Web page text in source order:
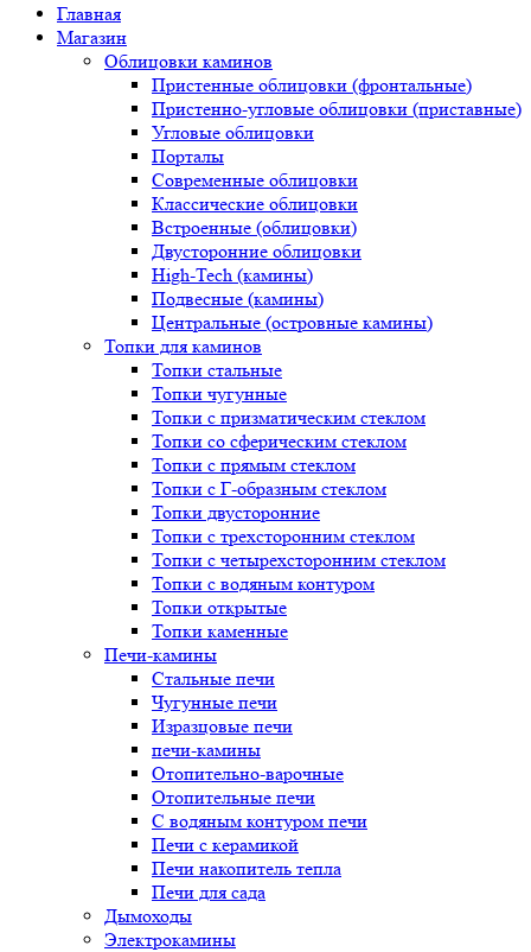
Главная
Магазин
Облицовки каминов
Пристенные облицовки (фронтальные)
Пристенно-угловые облицовки (приставные)
Угловые облицовки
Порталы
Современные облицовки
Классические облицовки
Встроенные (облицовки)
Двусторонние облицовки
High-Tech (камины)
Подвесные (камины)
Центральные (островные камины)
Топки для каминов
Топки стальные
Топки чугунные
Топки с призматическим стеклом
Топки со сферическим стеклом
Топки с прямым стеклом
Топки с Г-образным стеклом
Топки двусторонние
Топки с трехсторонним стеклом
Топки с четырехсторонним стеклом
Топки с водяным контуром
Топки открытые
Топки каменные
Печи-камины
Стальные печи
Чугунные печи
Изразцовые печи
печи-камины
Отопительно-варочные
Отопительные печи
С водяным контуром печи
Печи с керамикой
Печи накопитель тепла
Печи для сада
Дымоходы
Электрокамины